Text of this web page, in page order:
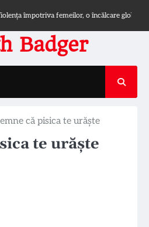
împotriva femeilor, o încălcare globală a
Badger
că pisica te urăște
te urăște